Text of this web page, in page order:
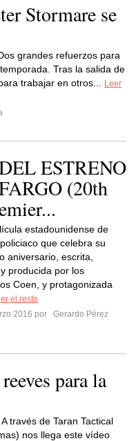
Stormare se
grandes refuerzos para
Tras la salida de
trabajar en otros...
Leer
ESTRENO
(20th
estadounidense de
que celebra su
aniversario, escrita,
producida por los
Coen, y protagonizada
el resto
2016 por
Gerardo Pérez
para la
A través de Taran Tactical
nos llega este vídeo